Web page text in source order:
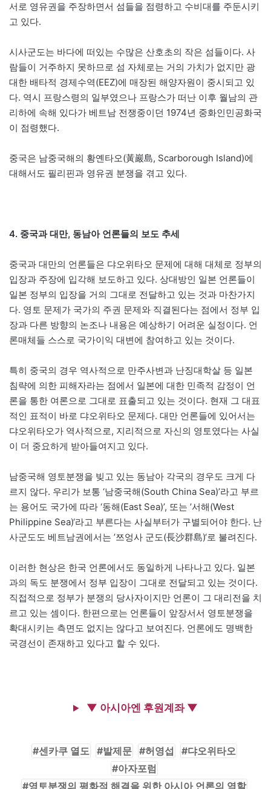
서로 영유권을 주장하면서 섬들을 점령하고 수비대를 주둔시키
고 있다.
시사군도는 바다에 떠있는 수많은 산호초의 작은 섬들이다. 사
람들이 거주하지 못하므로 섬 자체로는 거의 가치가 없지만 광
대한 배타적 경제수역(EEZ)에 매장된 해양자원이 중시되고 있
다. 역시 프랑스령의 일부였으나 프랑스가 떠난 이후 월남의 관
리하에 속해 있다가 베트남 전쟁중이던 1974년 중화인민공화국
이 점령했다.
중국은 남중국해의 황옌타오(黃巖島, Scarborough Island)에
대해서도 필리핀과 영유권 분쟁을 겪고 있다.
4. 중국과 대만, 동남아 언론들의 보도 추세
중국과 대만의 언론들은 댜오위타오 문제에 대해 대체로 정부의
입장과 주장에 입각해 보도하고 있다. 상대방인 일본 언론들이
일본 정부의 입장을 거의 그대로 전달하고 있는 것과 마찬가지
다. 영토 문제가 국가의 주권 문제와 직결된다는 점에서 정부 입
장과 다른 방향의 논조나 내용은 예상하기 어려운 실정이다. 언
론매체들 스스로 국가이익 대변에 참여하고 있는 것이다.
특히 중국의 경우 역사적으로 만주사변과 난징대학살 등 일본
침략에 의한 피해자라는 점에서 일본에 대한 민족적 감정이 언
론을 통한 여론으로 그대로 표출되고 있는 것이다. 현재 그 대표
적인 표적이 바로 댜오위타오 문제다. 대만 언론들에 있어서는
댜오위타오가 역사적으로, 지리적으로 자신의 영토였다는 사실
이 더 중요하게 받아들여지고 있다.
남중국해 영토분쟁을 빚고 있는 동남아 각국의 경우도 크게 다
르지 않다. 우리가 보통 ‘남중국해(South China Sea)’라고 부르
는 용어도 국가에 따라 ‘동해(East Sea)’, 또는 ’서해(West
Philippine Sea)‘라고 부른다는 사실부터가 구별되어야 한다. 난
사군도도 베트남권에서는 ’쯔엉사 군도(長沙群島)‘로 불려진다.
이러한 현상은 한국 언론에서도 동일하게 나타나고 있다. 일본
과의 독도 분쟁에서 정부 입장이 그대로 전달되고 있는 것이다.
직접적으로 정부가 분쟁의 당사자이지만 언론이 그 대리전을 치
르고 있는 셈이다. 한편으로는 언론들이 앞장서서 영토분쟁을
확대시키는 측면도 없지는 않다고 보여진다. 언론에도 명백한
국경선이 존재하고 있다고 할 수 있다.
▼ 아시아엔 후원계좌 ▼
센카쿠 열도 발제문 허영섭
댜오위타오
아자포럼
영토분쟁의 평화적 해결을 위한 아시아 언론의 역할